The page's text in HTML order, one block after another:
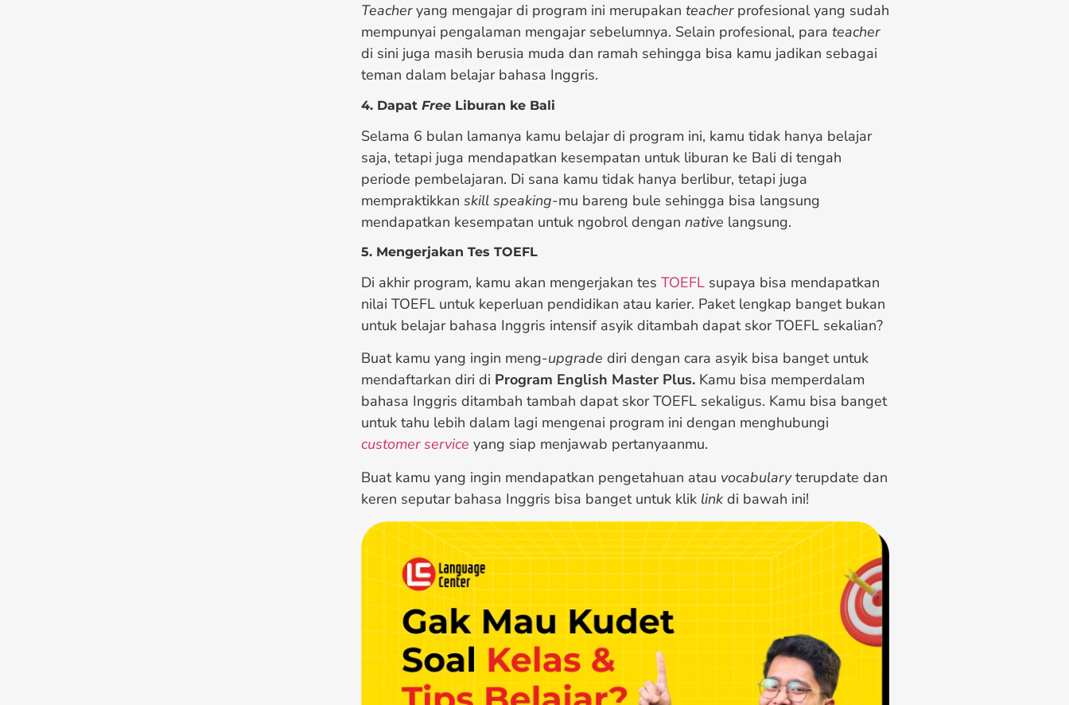
Teacheryang mengajar di program ini merupakan teacherprofesional yang sudah
mempunyai pengalaman mengajar sebelumnya. Selain profesional, para teacher
di sini juga masih berusia muda dan ramah sehingga bisa kamu jadikan sebagai
teman dalam belajar bahasa Inggris.
4. Dapat Free Liburan ke Bali
Selama 6 bulan lamanya kamu belajar di program ini, kamu tidak hanya belajar
saja, tetapi juga mendapatkan kesempatan untuk liburan ke Bali di tengah
periode pembelajaran. Di sana kamu tidak hanya berlibur, tetapi juga
mempraktikkan skill speaking-mu bareng bule sehingga bisa langsung
mendapatkan kesempatan untuk ngobrol dengan native langsung.
5. Mengerjakan Tes TOEFL
Di akhir program, kamu akan mengerjakan tes TOEFL supaya bisa mendapatkan
nilai TOEFL untuk keperluan pendidikan atau karier. Paket lengkap banget bukan
untuk belajar bahasa Inggris intensif asyik ditambah dapat skor TOEFL sekalian?
Buat kamu yang ingin meng-upgrade diri dengan cara asyik bisa banget untuk
mendaftarkan diri di Program English Master Plus. Kamu bisa memperdalam
bahasa Inggris ditambah tambah dapat skor TOEFL sekaligus. Kamu bisa banget
untuk tahu lebih dalam lagi mengenai program ini dengan menghubungi
customer service yang siap menjawab pertanyaanmu.
Buat kamu yang ingin mendapatkan pengetahuan atau vocabularyterupdate dan
keren seputar bahasa Inggris bisa banget untuk klik link di bawah ini!